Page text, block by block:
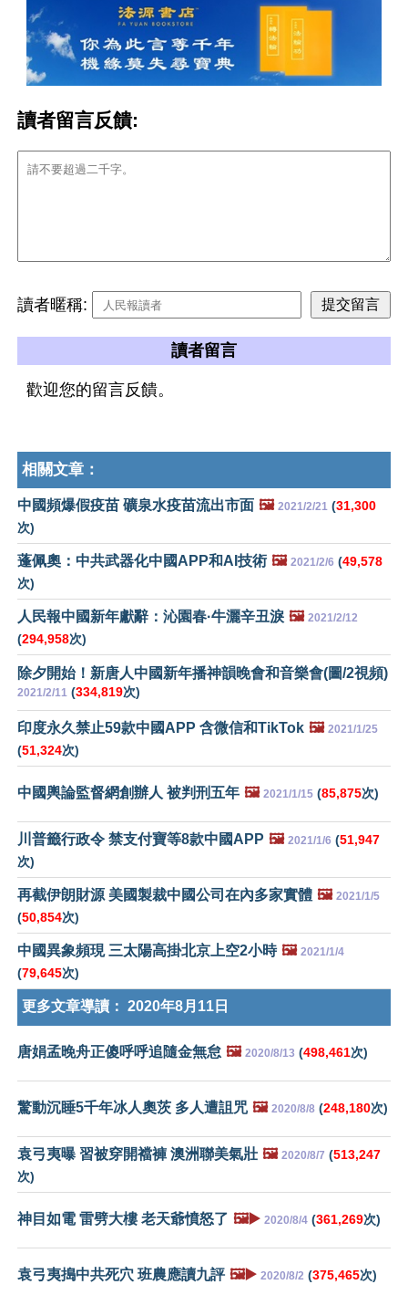
讀者留言反饋:
讀者暱稱:
讀者留言
歡迎您的留言反饋。
相關文章：
中國頻爆假疫苗 礦泉水疫苗流出市面 🖼️ 2021/2/21 (31,300
次)
蓬佩奧：中共武器化中國APP和AI技術 🖼️ 2021/2/6 (49,578
次)
人民報中國新年獻辭：沁園春·牛灑辛丑淚 🖼️ 2021/2/12
(294,958次)
除夕開始！新唐人中國新年播神韻晚會和音樂會(圖/2視頻)
2021/2/11 (334,819次)
印度永久禁止59款中國APP 含微信和TikTok 🖼️ 2021/1/25
(51,324次)
中國輿論監督網創辦人 被判刑五年 🖼️ 2021/1/15 (85,875次)
川普籤行政令 禁支付寶等8款中國APP 🖼️ 2021/1/6 (51,947
次)
再截伊朗財源 美國製裁中國公司在內多家實體 🖼️ 2021/1/5
(50,854次)
中國異象頻現 三太陽高掛北京上空2小時 🖼️ 2021/1/4
(79,645次)
更多文章導讀： 2020年8月11日
唐娟孟晚舟正傻呼呼追隨金無怠 🖼️ 2020/8/13 (498,461次)
驚動沉睡5千年冰人奧茨 多人遭詛咒 🖼️ 2020/8/8 (248,180次)
袁弓夷曝 習被穿開襠褲 澳洲聯美氣壯 🖼️ 2020/8/7 (513,247
次)
神目如電 雷劈大樓 老天爺憤怒了 🖼️▶️ 2020/8/4 (361,269次)
袁弓夷搗中共死穴 班農應讀九評 🖼️▶️ 2020/8/2 (375,465次)